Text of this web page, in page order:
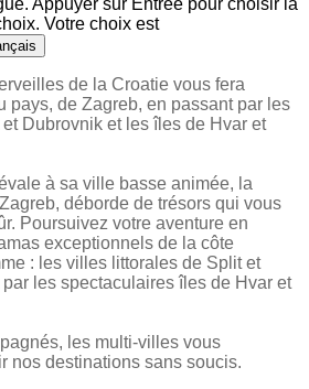
Appuyer sur Entrée pour choisir la
Votre choix est
de la Croatie vous fera
pays, de Zagreb, en passant par les
Dubrovnik et les îles de Hvar et
à sa ville basse animée, la
déborde de trésors qui vous
Poursuivez votre aventure en
exceptionnels de la côte
: les villes littorales de Split et
les spectaculaires îles de Hvar et
les multi-villes vous
nos destinations sans soucis.